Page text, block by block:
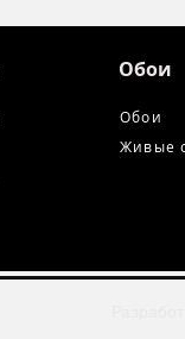
Обои
Обои
Живые